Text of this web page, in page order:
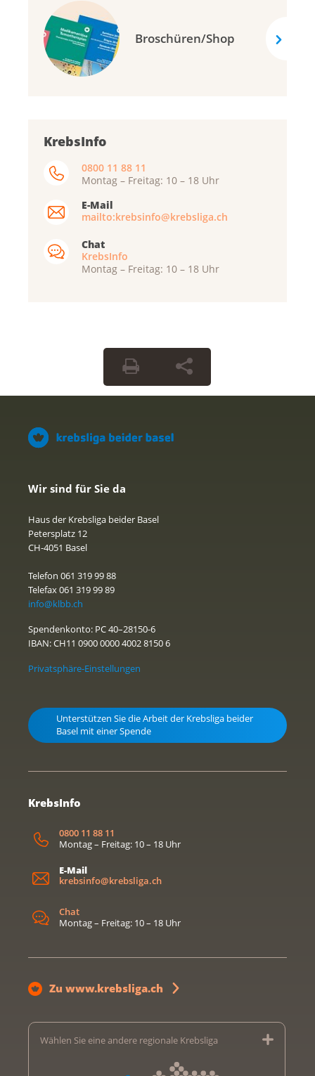
Broschüren/Shop
KrebsInfo
0800 11 88 11
Montag – Freitag: 10 – 18 Uhr
E-Mail
mailto:krebsinfo@krebsliga.ch
Chat
KrebsInfo
Montag – Freitag: 10 – 18 Uhr
Wir sind für Sie da
Haus der Krebsliga beider Basel
Petersplatz 12
CH-4051 Basel
Telefon 061 319 99 88
Telefax 061 319 99 89
info@klbb.ch
Spendenkonto: PC 40–28150-6
IBAN: CH11 0900 0000 4002 8150 6
Privatsphäre-Einstellungen
Unterstützen Sie die Arbeit der Krebsliga beider
Basel mit einer Spende
KrebsInfo
0800 11 88 11
Montag – Freitag: 10 – 18 Uhr
E-Mail
krebsinfo@krebsliga.ch
Chat
Montag – Freitag: 10 – 18 Uhr
Zu www.krebsliga.ch
Wählen Sie eine andere regionale Krebsliga